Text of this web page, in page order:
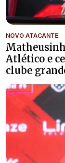
NOVO ATACANTE
Atlético e
clube